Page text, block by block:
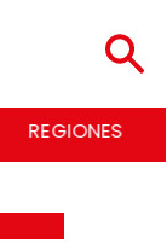
ECONOMÍA